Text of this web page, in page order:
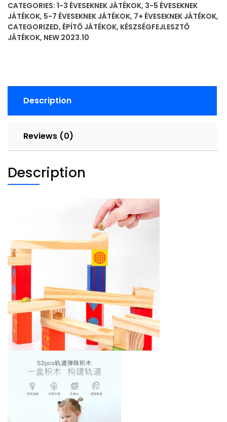
片
滚
珠
CATEGORIES: 1-3 ÉVESEKNEK JÁTÉKOK, 3-5 ÉVESEKNEK
JÁTÉKOK, 5-7 ÉVESEKNEK JÁTÉKOK, 7+ ÉVESEKNEK JÁTÉKOK,
CATEGORIZED, ÉPÍTŐ JÁTÉKOK, KÉSZSÉGFEJLESZTŐ
JÁTÉKOK, NEW 2023.10
Description
Reviews (0)
Description